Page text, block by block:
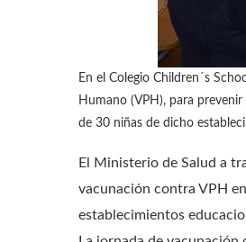
En el Colegio Children´s
Humano (VPH), para
de 30 niñas de dicho
El Ministerio de Salud a
vacunación contra VPH
establecimientos